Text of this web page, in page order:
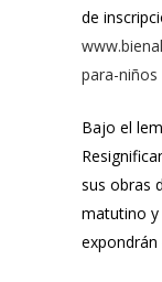
de
para-niños
Bajo el
sus obras
matutino
expondrán